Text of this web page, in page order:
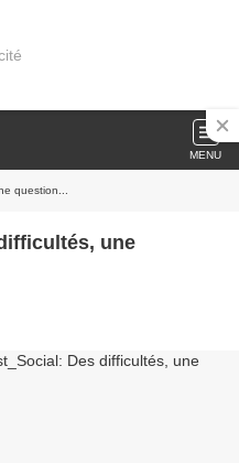
MENU
question...
une